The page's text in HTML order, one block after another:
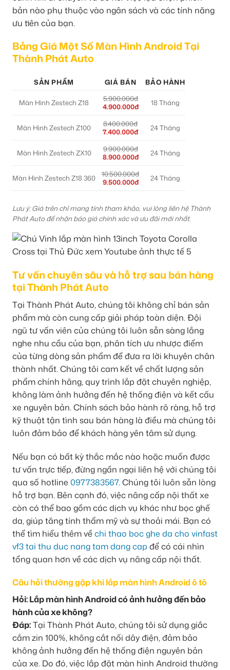
bản nào phụ thuộc vào ngân sách và các tính năng
ưu tiên của bạn.
Bảng Giá Một Số Màn Hình Android Tại
Thành Phát Auto
SẢN PHẨM GIÁ BÁN BẢO HÀNH
Màn Hình Zestech Z18
5.900.000đ
4.900.000đ
18 Tháng
Màn Hình Zestech Z100
8.400.000đ
7.400.000đ
24 Tháng
Màn Hình Zestech ZX10
9.900.000đ
8.900.000đ
24 Tháng
Màn Hình Zestech Z18 360
10.500.000đ
9.500.000đ
24 Tháng
Lưu ý: Giá trên chỉ mang tính tham khảo, vui lòng liên hệ Thành
Phát Auto để nhận báo giá chính xác và ưu đãi mới nhất.
Tư vấn chuyên sâu và hỗ trợ sau bán hàng
tại Thành Phát Auto
Tại Thành Phát Auto, chúng tôi không chỉ bán sản
phẩm mà còn cung cấp giải pháp toàn diện. Đội
ngũ tư vấn viên của chúng tôi luôn sẵn sàng lắng
nghe nhu cầu của bạn, phân tích ưu nhược điểm
của từng dòng sản phẩm để đưa ra lời khuyên chân
thành nhất. Chúng tôi cam kết về chất lượng sản
phẩm chính hãng, quy trình lắp đặt chuyên nghiệp,
không làm ảnh hưởng đến hệ thống điện và kết cấu
xe nguyên bản. Chính sách bảo hành rõ ràng, hỗ trợ
kỹ thuật tận tình sau bán hàng là điều mà chúng tôi
luôn đảm bảo để khách hàng yên tâm sử dụng.
Nếu bạn có bất kỳ thắc mắc nào hoặc muốn được
tư vấn trực tiếp, đừng ngần ngại liên hệ với chúng tôi
qua số hotline 0977383567. Chúng tôi luôn sẵn lòng
hỗ trợ bạn. Bên cạnh đó, việc nâng cấp nội thất xe
còn có thể bao gồm các dịch vụ khác như bọc ghế
da, giúp tăng tính thẩm mỹ và sự thoải mái. Bạn có
thể tìm hiểu thêm về chi thao boc ghe da cho vinfast
vf3 tai thu duc nang tam dang cap để có cái nhìn
tổng quan hơn về các dịch vụ nâng cấp nội thất.
Câu hỏi thường gặp khi lắp màn hình Android ô tô
Hỏi: Lắp màn hình Android có ảnh hưởng đến bảo
hành của xe không?
Đáp:Tại Thành Phát Auto, chúng tôi sử dụng giắc
cắm zin 100%, không cắt nối dây điện, đảm bảo
không ảnh hưởng đến hệ thống điện nguyên bản
của xe. Do đó, việc lắp đặt màn hình Android thường